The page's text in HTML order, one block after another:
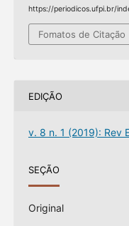
https://periodicos.ufpi.br/
Fomatos de Citação
EDIÇÃO
v. 8 n. 1 (2019): Rev
SEÇÃO
Original